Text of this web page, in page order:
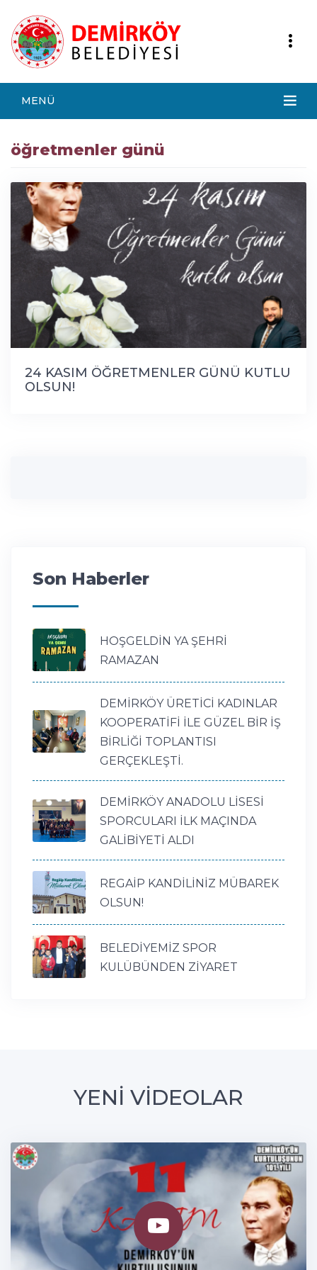
MENÜ
öğretmenler günü
24 KASIM ÖĞRETMENLER GÜNÜ KUTLU
OLSUN!
Son Haberler
HOŞGELDİN YA ŞEHRİ
RAMAZAN
DEMİRKÖY ÜRETİCİ KADINLAR
KOOPERATİFİ İLE GÜZEL BİR İŞ
BİRLİĞİ TOPLANTISI
GERÇEKLEŞTİ.
DEMİRKÖY ANADOLU LİSESİ
SPORCULARI İLK MAÇINDA
GALİBİYETİ ALDI
REGAİP KANDİLİNİZ MÜBAREK
OLSUN!
BELEDİYEMİZ SPOR
KULÜBÜNDEN ZİYARET
YENİ VİDEOLAR